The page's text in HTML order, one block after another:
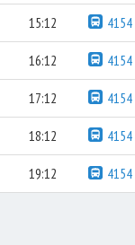
15:12 4154
16:12 4154
17:12 4154
18:12 4154
19:12 4154